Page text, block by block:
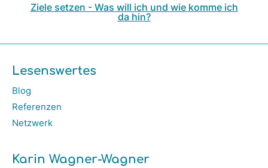
Ziele setzen - Was will ich und wie komme ich
da hin?
Lesenswertes
Blog
Referenzen
Netzwerk
Karin Wagner-Wagner